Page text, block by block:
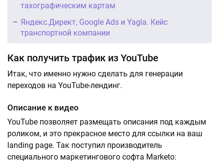
тахографическим картам
Яндекс.Директ, Google Ads и Yagla. Кейс
транспортной компании
Как получить трафик из YouTube
Итак, что именно нужно сделать для генерации
переходов на YouTube-лендинг.
Описание к видео
YouTube позволяет размещать описания под каждым
роликом, и это прекрасное место для ссылки на ваш
landing page. Так поступил производитель
специального маркетингового софта Marketo: